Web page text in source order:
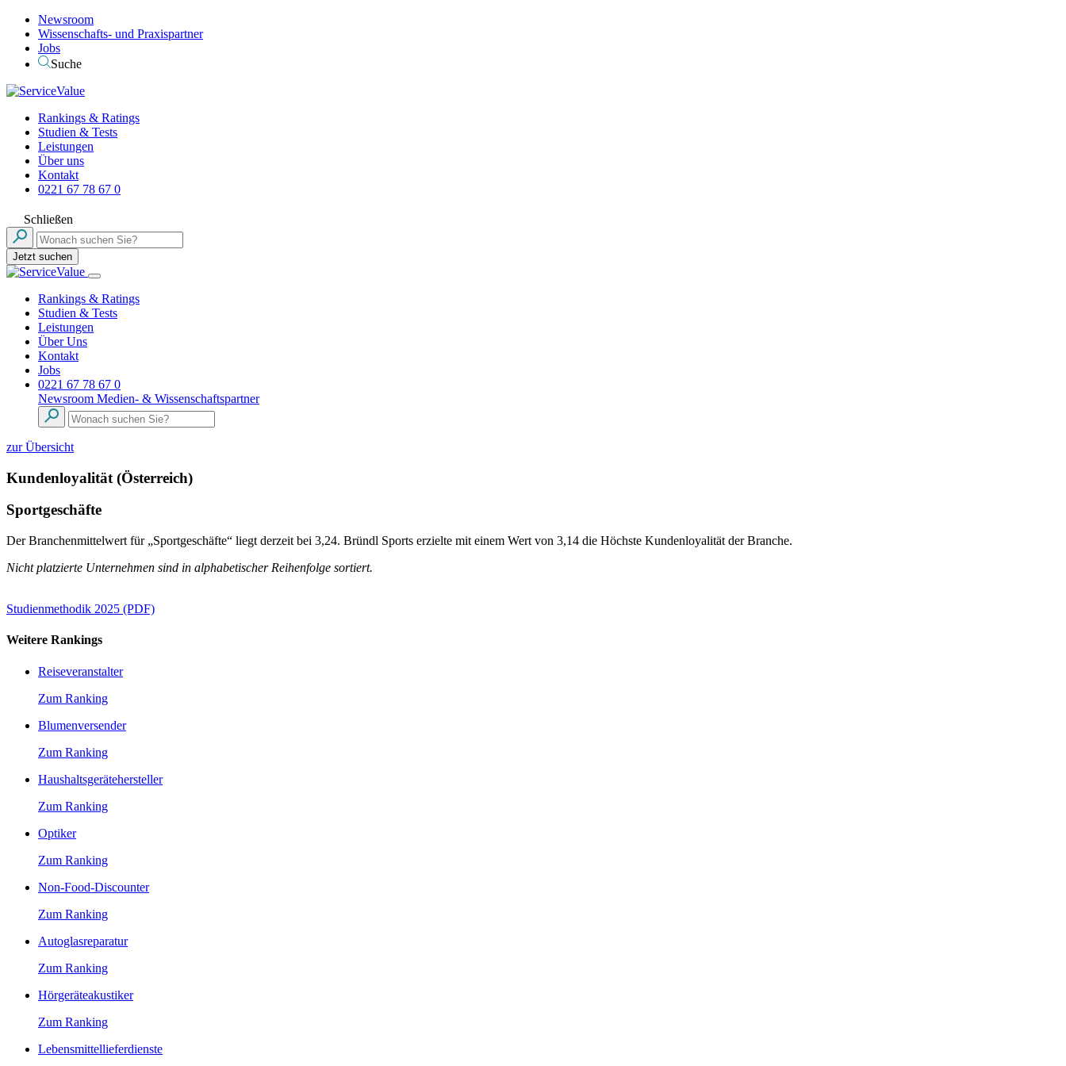
Newsroom
Wissenschafts- und Praxispartner
Jobs
Suche
Rankings & Ratings
Studien & Tests
Leistungen
Über uns
Kontakt
0221 67 78 67 0
Schließen
Jetzt suchen
Rankings & Ratings
Studien & Tests
Leistungen
Über Uns
Kontakt
Jobs
0221 67 78 67 0
Newsroom Medien- & Wissenschaftspartner
zur Übersicht
Kundenloyalität (Österreich)
Sportgeschäfte
Der Branchenmittelwert für „Sportgeschäfte“ liegt derzeit bei 3,24. Bründl Sports erzielte mit einem Wert von 3,14 die Höchste Kundenloyalität der Branche.
Nicht platzierte Unternehmen sind in alphabetischer Reihenfolge sortiert.
Studienmethodik 2025 (PDF)
Weitere Rankings
Reiseveranstalter
Zum Ranking
Blumenversender
Zum Ranking
Haushaltsgerätehersteller
Zum Ranking
Optiker
Zum Ranking
Non-Food-Discounter
Zum Ranking
Autoglasreparatur
Zum Ranking
Hörgeräteakustiker
Zum Ranking
Lebensmittellieferdienste